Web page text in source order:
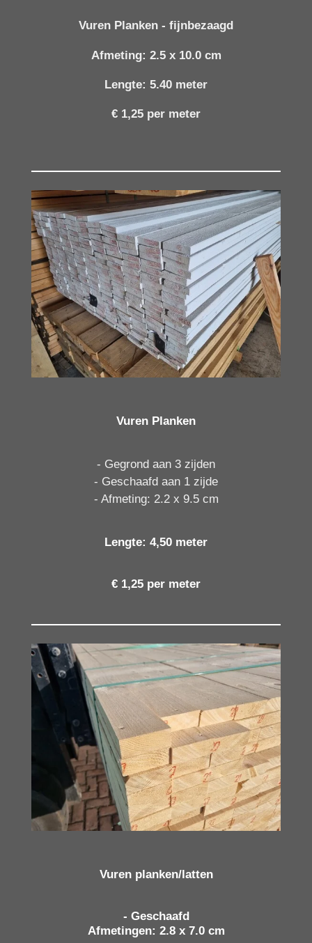
Vuren Planken - fijnbezaagd
Afmeting: 2.5 x 10.0 cm
Lengte: 5.40 meter
€ 1,25 per meter
Vuren Planken
- Gegrond aan 3 zijden
- Geschaafd aan 1 zijde
- Afmeting: 2.2 x 9.5 cm
Lengte: 4,50 meter
€ 1,25 per meter
Vuren planken/latten
- Geschaafd
Afmetingen: 2.8 x 7.0 cm